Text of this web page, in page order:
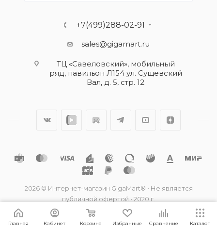
+7(499)288-02-91
sales@gigamart.ru
ТЦ «Савеловский», мобильный
ряд, павильон Л154 ул. Сущевский
Вал, д. 5, стр. 12
2026 © Интернет-магазин GigaMart® • Не является
публичной офертой • 2020 г.
Главная Кабинет Корзина Избранные Сравнение Каталог